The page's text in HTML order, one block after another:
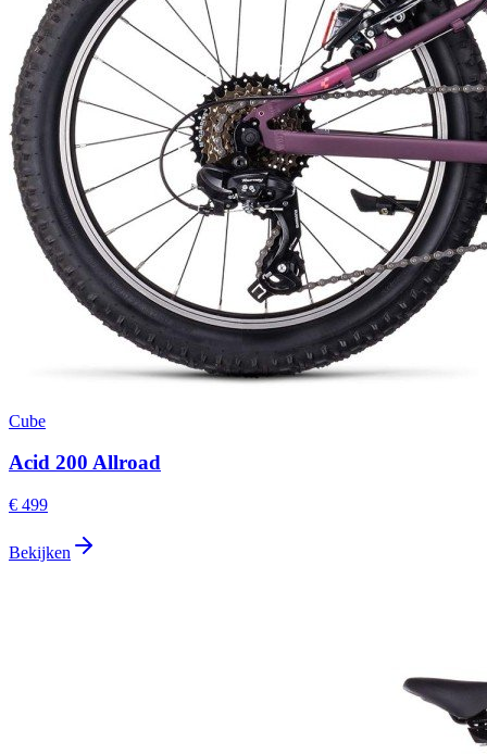
Cube
Acid 200 Allroad
€ 499
Bekijken